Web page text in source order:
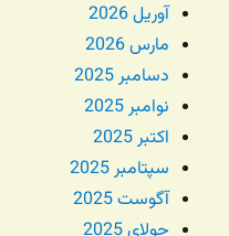
آوریل 2026
مارس 2026
دسامبر 2025
نوامبر 2025
اکتبر 2025
سپتامبر 2025
آگوست 2025